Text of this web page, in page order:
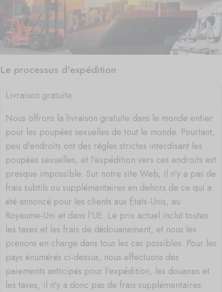
Le processus d'expédition
Livraison gratuite
Nous offrons la livraison gratuite dans le monde entier
pour les poupées sexuelles de tout le monde. Pourtant,
peu d'endroits ont des règles strictes interdisant les
poupées sexuelles, et l'expédition vers ces endroits est
presque impossible. Sur notre site Web, il n'y a pas de
frais subtils ou supplémentaires en dehors de ce qui a
été annoncé pour les clients aux États-Unis, au
Royaume-Uni et dans l'UE. Le prix actuel inclut toutes
les taxes et les frais de dédouanement, et nous les
prenons en charge dans tous les cas possibles. Pour les
pays énumérés ci-dessus, nous effectuons des
paiements anticipés pour l'expédition, les douanes et
les taxes, il n'y a donc pas de frais supplémentaires.